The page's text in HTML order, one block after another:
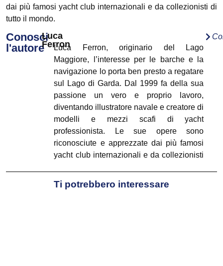
dai più famosi yacht club internazionali e da collezionisti di
tutto il mondo.
Conosci
l'autore
Luca
Ferron
Luca Ferron, originario del Lago
Maggiore, l’interesse per le barche e la
navigazione lo porta ben presto a regatare
sul Lago di Garda. Dal 1999 fa della sua
passione un vero e proprio lavoro,
diventando illustratore navale e creatore di
modelli e mezzi scafi di yacht
professionista. Le sue opere sono
riconosciute e apprezzate dai più famosi
yacht club internazionali e da collezionisti
alle imbarcazioni che hanno fatto la storia
della nautica da diporto, sono realizzati a
Ti potrebbero interessare